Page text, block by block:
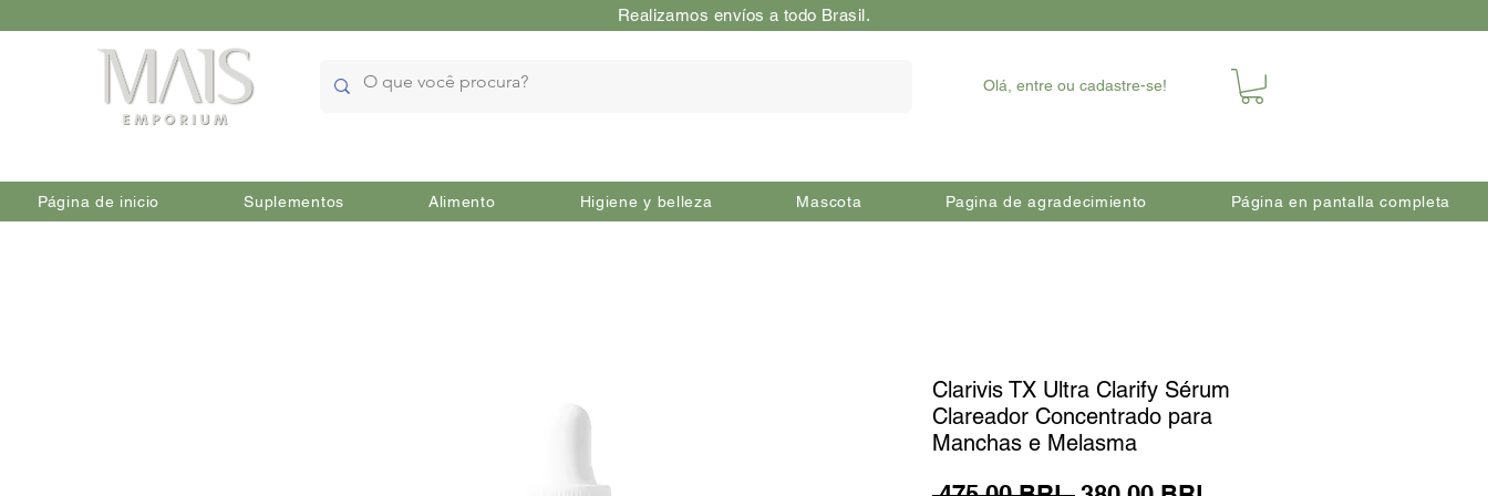
Realizamos envíos a todo Brasil.
Olá, entre ou cadastre-se!
Página de inicio Suplementos Alimento Higiene y belleza Mascota Pagina de agradecimiento Página en pantalla completa
Clarivis TX Ultra Clarify Sérum
Clareador Concentrado para
Manchas e Melasma